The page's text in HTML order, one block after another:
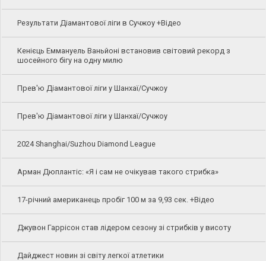
Результати Діамантової ліги в Сучжоу +Відео
Кенієць Еммануель Ваньйоні встановив світовий рекорд з
шосейного бігу на одну милю
Прев'ю Діамантової ліги у Шанхаї/Сучжоу
Прев'ю Діамантової ліги у Шанхаї/Сучжоу
2024 Shanghai/Suzhou Diamond League
Арман Дюплантіс: «Я і сам не очікував такого стрибка»
17-річний американець пробіг 100 м за 9,93 сек. +Відео
Джувон Гаррісон став лідером сезону зі стрибків у висоту
Дайджест новин зі світу легкої атлетики